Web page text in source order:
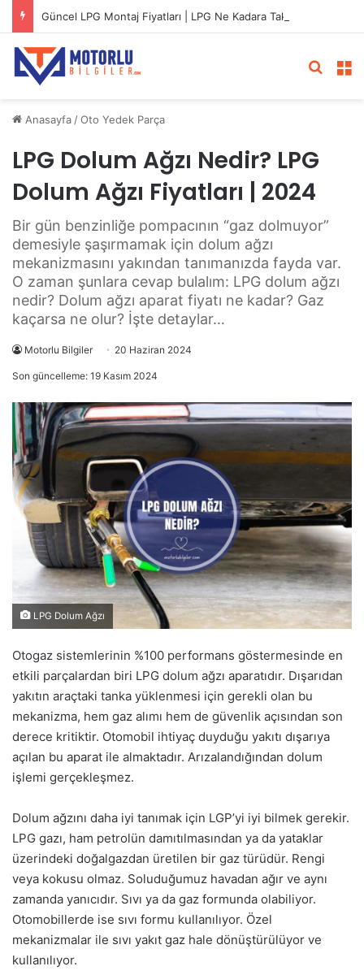
Güncel LPG Montaj Fiyatları | LPG Ne Kadara Takılır?
Anasayfa /Oto Yedek Parça
LPG Dolum Ağzı Nedir? LPG
Dolum Ağzı Fiyatları | 2024
Bir gün benzinliğe pompacının “gaz dolmuyor”
demesiyle şaşırmamak için dolum ağzı
mekanizmasını yakından tanımanızda fayda var.
O zaman şunlara cevap bulalım: LPG dolum ağzı
nedir? Dolum ağzı aparat fiyatı ne kadar? Gaz
kaçarsa ne olur? İşte detaylar…
Motorlu Bilgiler 20 Haziran 2024
Son güncelleme: 19 Kasım 2024
LPG Dolum Ağzı
Otogaz sistemlerinin %100 performans göstermesinde en
etkili parçalardan biri LPG dolum ağzı aparatıdır. Dışarıdan
yakıtın araçtaki tanka yüklenmesi için gerekli olan bu
mekanizma, hem gaz alımı hem de güvenlik açısından son
derece kritiktir. Otomobil ihtiyaç duyduğu yakıtı dışarıya
açılan bu aparat ile almaktadır. Arızalandığından dolum
işlemi gerçekleşmez.
Dolum ağzını daha iyi tanımak için LGP’yi iyi bilmek gerekir.
LPG gazı, ham petrolün damıtılmasından ya da yataklar
üzerindeki doğalgazdan üretilen bir gaz türüdür. Rengi
veya kokusu olmaz. Soluduğumuz havadan ağır ve aynı
zamanda yanıcıdır. Sıvı ya da gaz formunda olabiliyor.
Otomobillerde ise sıvı formu kullanılıyor. Özel
mekanizmalar ile sıvı yakıt gaz hale dönüştürülüyor ve
kullanılıyor.